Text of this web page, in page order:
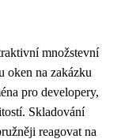
množstevní
oken na zakázku
pro developery,
Skladování
reagovat na